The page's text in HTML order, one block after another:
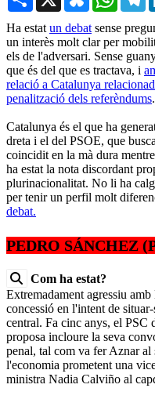
Ha estat un debat sense
un interès molt clar per
els de l'adversari. Sense
que és del que es tractava, i
relació a Catalunya
penalització dels referèndums.
Catalunya és el que ha
dreta i el del PSOE, que
coincidit en la mà dura
ha estat la nota discordant
plurinacionalitat. No li ha
per tenir un perfil molt
debat.
PEDRO SÁNCHEZ
Com ha estat?
Extremadament agressiu
concessió en l'intent de
central. Fa cinc anys, el PSC
proposa incloure la seva
penal, tal com va fer Aznar
l'economia prometent una
ministra Nadia Calviño al